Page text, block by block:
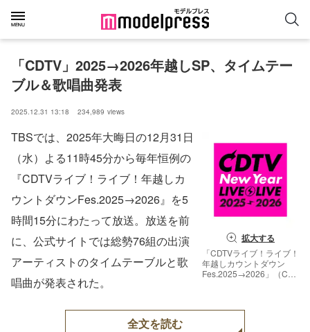
「CDTV」2025→2026年越しSP、タイムテー
ブル＆歌唱曲発表
2025.12.31 13:18 234,989 views
拡大する
「CDTVライブ！ライブ！
年越しカウントダウン
Fes.2025→2026」（C）
TBSでは、2025年大晦日の12月31日
（水）よる11時45分から毎年恒例の
『CDTVライブ！ライブ！年越しカ
ウントダウンFes.2025→2026』を5
時間15分にわたって放送。放送を前
に、公式サイトでは総勢76組の出演
アーティストのタイムテーブルと歌
唱曲が発表された。
全文を読む